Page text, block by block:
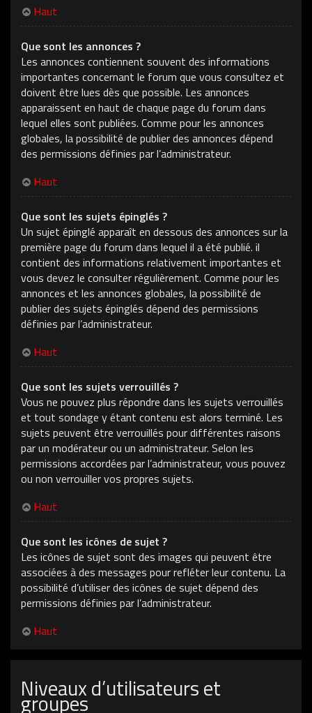
Haut
Que sont les annonces ?
Les annonces contiennent souvent des informations
importantes concernant le forum que vous consultez et
doivent être lues dès que possible. Les annonces
apparaissent en haut de chaque page du forum dans
lequel elles sont publiées. Comme pour les annonces
globales, la possibilité de publier des annonces dépend
des permissions définies par l’administrateur.
Haut
Que sont les sujets épinglés ?
Un sujet épinglé apparaît en dessous des annonces sur la
première page du forum dans lequel il a été publié. il
contient des informations relativement importantes et
vous devez le consulter régulièrement. Comme pour les
annonces et les annonces globales, la possibilité de
publier des sujets épinglés dépend des permissions
définies par l’administrateur.
Haut
Que sont les sujets verrouillés ?
Vous ne pouvez plus répondre dans les sujets verrouillés
et tout sondage y étant contenu est alors terminé. Les
sujets peuvent être verrouillés pour différentes raisons
par un modérateur ou un administrateur. Selon les
permissions accordées par l’administrateur, vous pouvez
ou non verrouiller vos propres sujets.
Haut
Que sont les icônes de sujet ?
Les icônes de sujet sont des images qui peuvent être
associées à des messages pour refléter leur contenu. La
possibilité d’utiliser des icônes de sujet dépend des
permissions définies par l’administrateur.
Haut
Niveaux d’utilisateurs et
groupes